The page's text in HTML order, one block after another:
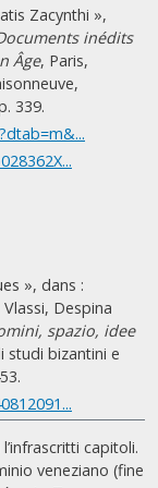
Zacynthi »,
inédits
Âge, Paris,
339.
», dans :
Despina
spazio, idee
studi bizantini e
capitoli.
veneziano (fine